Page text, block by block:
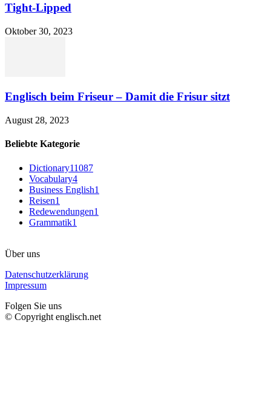
Tight-Lipped
Oktober 30, 2023
Englisch beim Friseur – Damit die Frisur sitzt
August 28, 2023
Beliebte Kategorie
Dictionary11087
Vocabulary4
Business English1
Reisen1
Redewendungen1
Grammatik1
Über uns
Datenschutzerklärung
Impressum
Folgen Sie uns
© Copyright englisch.net